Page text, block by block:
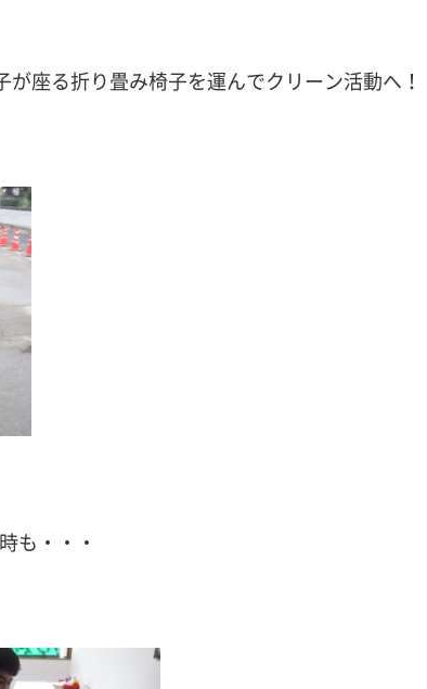
座る折り畳み椅子を運んでクリーン活動へ！
も・・・